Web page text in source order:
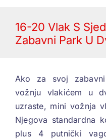
16-20 Vlak S
Zabavni Park U
Ako za svoj
vožnju vlakićem u
uzraste, mini vožnja
Njegova standardna
plus 4 putnički